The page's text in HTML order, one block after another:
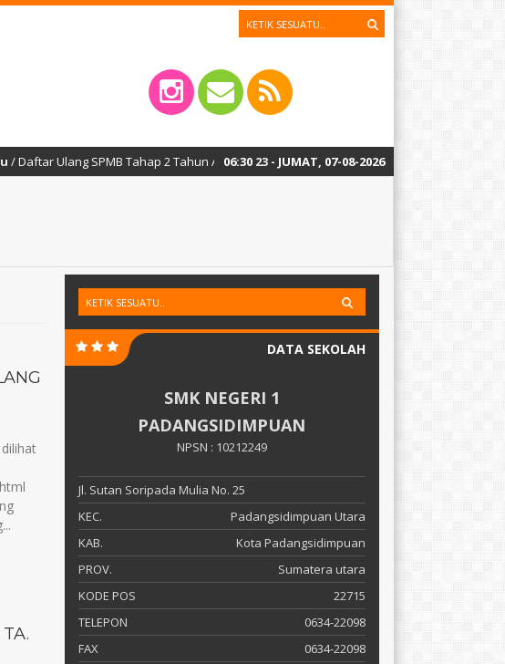
06:30 24 - JUMAT, 07-08-2026
SPMB Tahap 2 Tahun Ajaran 2026/2027 dimulai pada tanggal 27, 29 dan 30 Juni
DATA SEKOLAH
SMK NEGERI 1
PADANGSIDIMPUAN
NPSN : 10212249
Jl. Sutan Soripada Mulia No. 25
KEC.
Padangsidimpuan Utara
KAB.
Kota Padangsidimpuan
PROV.
Sumatera utara
KODE POS
22715
TELEPON
0634-22098
FAX
0634-22098